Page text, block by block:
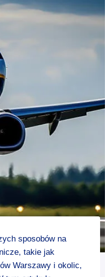
sposobów na
takie jak
Warszawy i okolic,